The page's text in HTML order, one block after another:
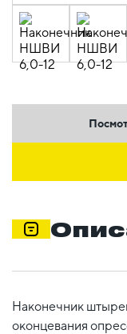
Наконечник
оконцевания